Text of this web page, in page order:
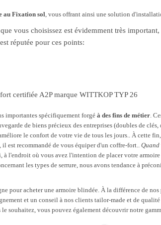
au Fixation sol , vous offrant ainsi une solution
vous choisissez est évidemment très
est réputée pour ces points:
certifiée A2P marque WITTKOP TYP 26
importantes spécifiquement forgé à des fins de métier .
de biens précieux des entreprises (doubles de
le confort de votre vie de tous les jours.. À cette
est recommandé de vous équiper d'un coffre-fort..
à l'endroit où vous avez l'intention de placer votre
les types de serrure, nous avons tendance à
pour acheter une armoire blindée. À la différence de
et un conseil à nos clients tailor-made et de
souhaitez, vous pouvez également découvrir notre